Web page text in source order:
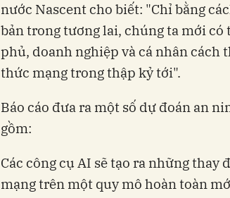
nước Nascent cho biết: "Chỉ bằng
bản trong tương lai, chúng ta mới có
phủ, doanh nghiệp và cá nhân
thức mạng trong thập kỷ tới".
Báo cáo đưa ra một số dự đoán an
gồm:
Các công cụ AI sẽ tạo ra những
mạng trên một quy mô hoàn toàn